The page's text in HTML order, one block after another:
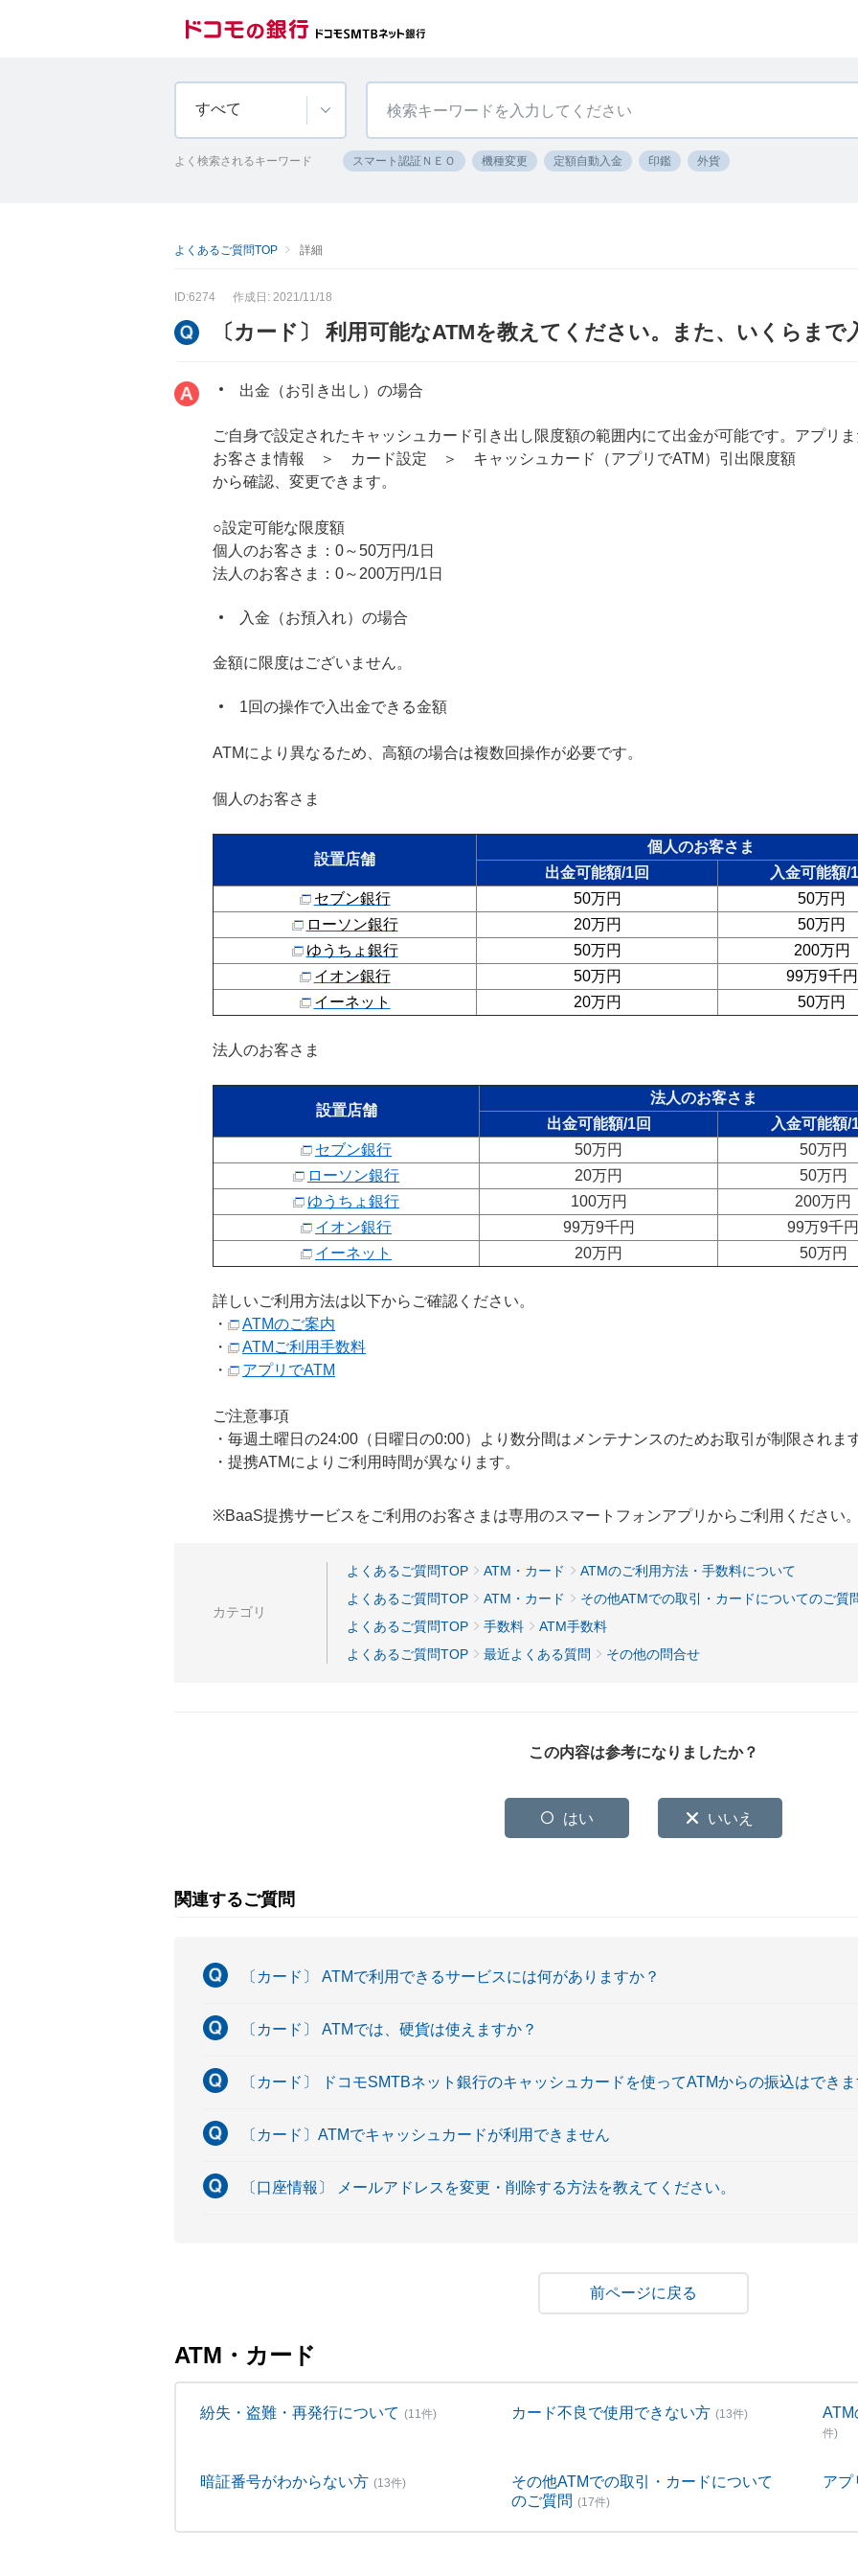
すべて
よく検索されるキーワード スマート認証ＮＥＯ 機種変更 定額自動入金 印鑑 外貨
よくあるご質問TOP 詳細
ID:6274 作成日: 2021/11/18
〔カード〕 利用可能なATMを教えてください。また、いくらまで
出金（お引き出し）の場合
ご自身で設定されたキャッシュカード引き出し限度額の範囲内にて出金が可能です。アプリ
お客さま情報 ＞ カード設定 ＞ キャッシュカード（アプリでATM）引出限度額
から確認、変更できます。
○設定可能な限度額
個人のお客さま：0～50万円/1日
法人のお客さま：0～200万円/1日
入金（お預入れ）の場合
金額に限度はございません。
1回の操作で入出金できる金額
ATMにより異なるため、高額の場合は複数回操作が必要です。
個人のお客さま
設置店舗
個人のお客さま
出金可能額/1回
入金可能額/
セブン銀行
50万円
50万円
ローソン銀行
20万円
50万円
ゆうちょ銀行
50万円
200万円
イオン銀行
50万円
99万9千円
イーネット
20万円 50万円
法人のお客さま
設置店舗
法人のお客さま
出金可能額/1回
入金可能額/
セブン銀行
50万円
50万円
ローソン銀行
20万円
50万円
ゆうちょ銀行
100万円
200万円
イオン銀行
99万9千円
99万9千円
イーネット
20万円 50万円
詳しいご利用方法は以下からご確認ください。
・
ATMのご案内
・
ATMご利用手数料
・
アプリでATM
ご注意事項
・毎週土曜日の24:00（日曜日の0:00）より数分間はメンテナンスのためお取引が制限されます
・提携ATMによりご利用時間が異なります。
※BaaS提携サービスをご利用のお客さまは専用のスマートフォンアプリからご利用ください。
カテゴリ
よくあるご質問TOP ATM・カード
ATMのご利用方法・手数料について
よくあるご質問TOP
ATM・カード
その他ATMでの取引・カードについてのご質
よくあるご質問TOP
手数料
ATM手数料
よくあるご質問TOP
最近よくある質問 その他の問合せ
この内容は参考になりましたか？
はい いいえ
関連するご質問
〔カード〕 ATMで利用できるサービスには何がありますか？
〔カード〕 ATMでは、硬貨は使えますか？
〔カード〕 ドコモSMTBネット銀行のキャッシュカードを使ってATMからの振込はできま
〔カード〕ATMでキャッシュカードが利用できません
〔口座情報〕 メールアドレスを変更・削除する方法を教えてください。
戻る
ATM・カード
紛失・盗難・再発行について (11件) カード不良で使用できない方 (13件) ATM
件)
暗証番号がわからない方 (13件)
その他ATMでの取引・カードについて
のご質問 (17件)
アプ